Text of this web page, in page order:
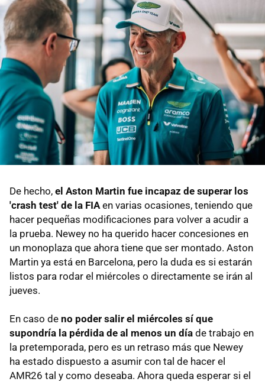
De hecho, el Aston Martin fue incapaz de superar los
'crash test' de la FIA en varias ocasiones, teniendo que
hacer pequeñas modificaciones para volver a acudir a
la prueba. Newey no ha querido hacer concesiones en
un monoplaza que ahora tiene que ser montado. Aston
Martin ya está en Barcelona, pero la duda es si estarán
listos para rodar el miércoles o directamente se irán al
jueves.
En caso de no poder salir el miércoles sí que
supondría la pérdida de al menos un día de trabajo en
la pretemporada, pero es un retraso más que Newey
ha estado dispuesto a asumir con tal de hacer el
AMR26 tal y como deseaba. Ahora queda esperar si el